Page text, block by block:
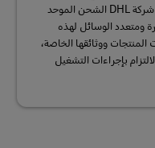
العبور لتجنب تعريضها للضرر والتلف. تتيح شركة DHL الشحن الموحد
ومتعدد الوسائل لهذه
المنتجات ووثائقها الخاصة،
بإجراءات التشغيل